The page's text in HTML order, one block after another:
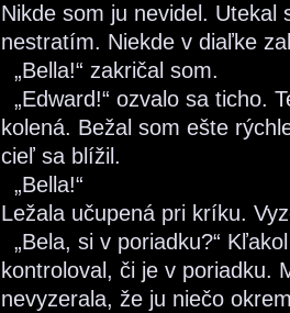
Nikde som ju nevidel.
nestratím. Niekde v diaľke
„Bella!“ zakričal som.
„Edward!“ ozvalo sa ticho.
kolená. Bežal som ešte
cieľ sa blížil.
„Bella!“
Ležala učupená pri kríku.
„Bela, si v poriadku?“
kontroloval, či je v poriadku.
nevyzerala, že ju niečo